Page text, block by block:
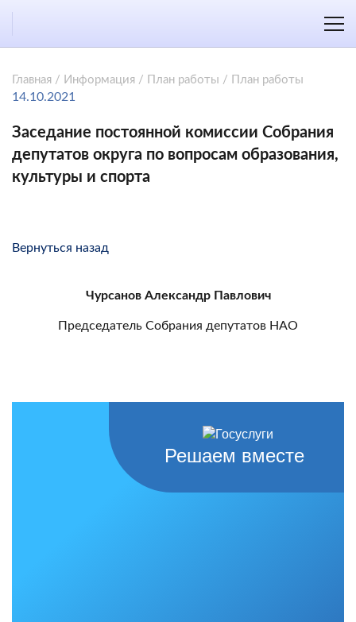
Главная / Информация / План работы / План работы
14.10.2021
Заседание постоянной комиссии Собрания
депутатов округа по вопросам образования,
культуры и спорта
Вернуться назад
Чурсанов Александр Павлович
Председатель Собрания депутатов НАО
Решаем вместе